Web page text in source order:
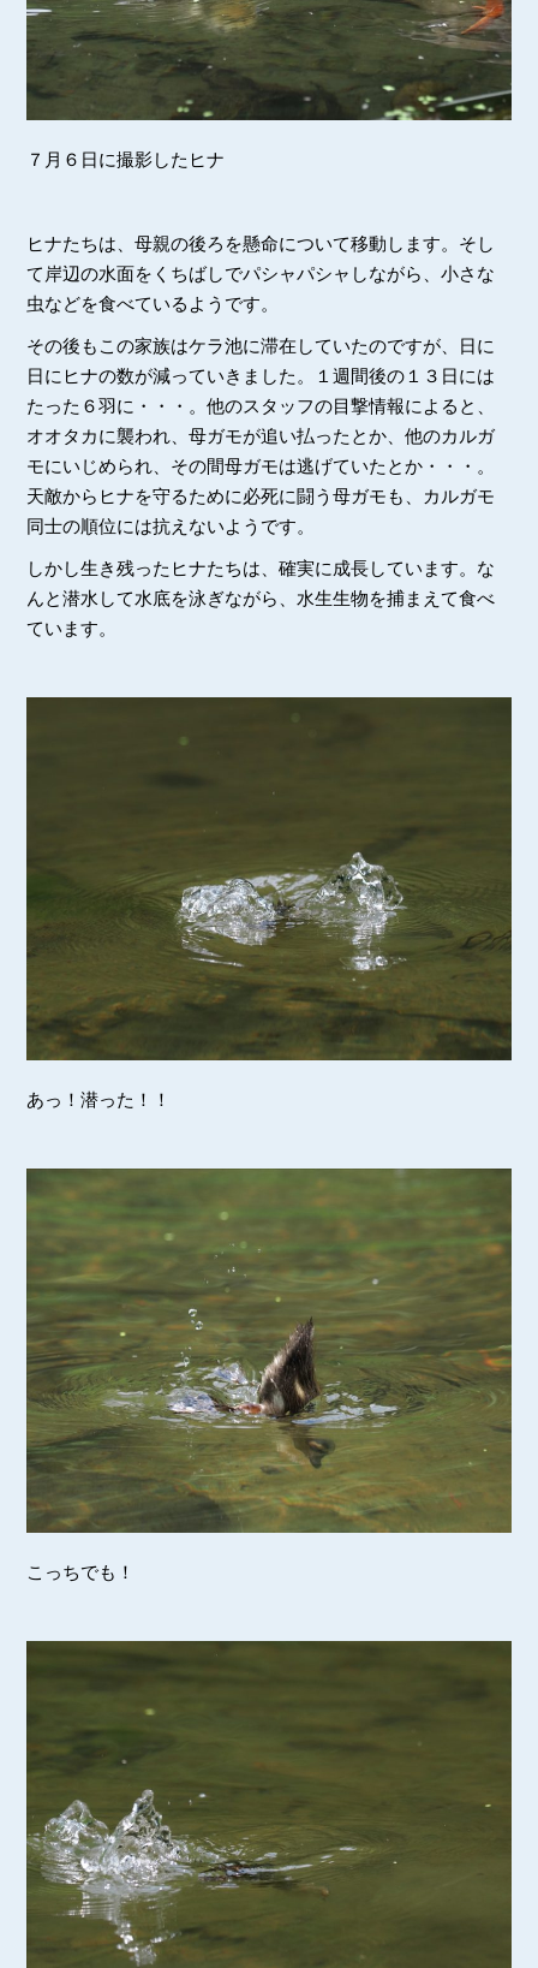
７月６日に撮影したヒナ
ヒナたちは、母親の後ろを懸命について移動します。そし
て岸辺の水面をくちばしでパシャパシャしながら、小さな
虫などを食べているようです。
その後もこの家族はケラ池に滞在していたのですが、日に
日にヒナの数が減っていきました。１週間後の１３日には
たった６羽に・・・。他のスタッフの目撃情報によると、
オオタカに襲われ、母ガモが追い払ったとか、他のカルガ
モにいじめられ、その間母ガモは逃げていたとか・・・。
天敵からヒナを守るために必死に闘う母ガモも、カルガモ
同士の順位には抗えないようです。
しかし生き残ったヒナたちは、確実に成長しています。な
んと潜水して水底を泳ぎながら、水生生物を捕まえて食べ
ています。
あっ！潜った！！
こっちでも！